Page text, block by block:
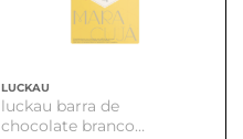
LUCKAU
luckau barra de
chocolate branco